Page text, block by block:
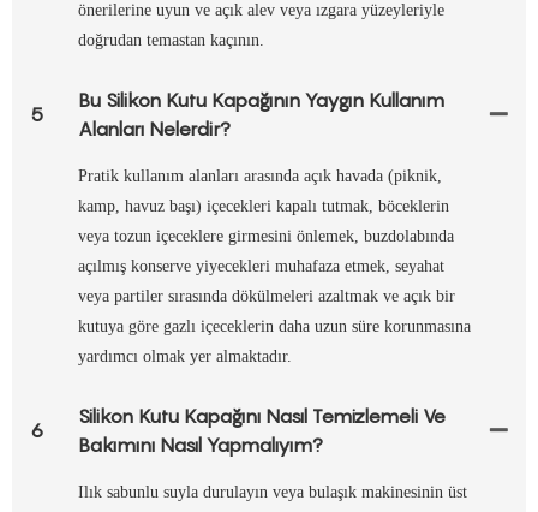
önerilerine uyun ve açık alev veya ızgara yüzeyleriyle
doğrudan temastan kaçının.
5
Bu Silikon Kutu Kapağının Yaygın Kullanım
Alanları Nelerdir?
Pratik kullanım alanları arasında açık havada (piknik,
kamp, ​​havuz başı) içecekleri kapalı tutmak, böceklerin
veya tozun içeceklere girmesini önlemek, buzdolabında
açılmış konserve yiyecekleri muhafaza etmek, seyahat
veya partiler sırasında dökülmeleri azaltmak ve açık bir
kutuya göre gazlı içeceklerin daha uzun süre korunmasına
yardımcı olmak yer almaktadır.
6
Silikon Kutu Kapağını Nasıl Temizlemeli Ve
Bakımını Nasıl Yapmalıyım?
Ilık sabunlu suyla durulayın veya bulaşık makinesinin üst